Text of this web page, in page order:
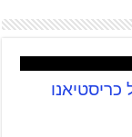
של כריסטיאנו